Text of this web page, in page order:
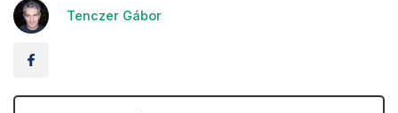
Tenczer Gábor